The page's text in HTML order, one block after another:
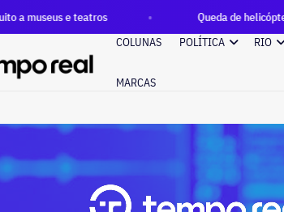
Queda de helicóptero na região da
COLUNAS
POLÍTICA RIO
MARCAS